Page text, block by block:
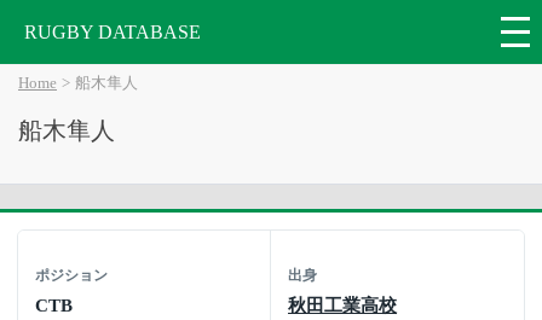
RUGBY DATABASE
Home 船木隼人
船木隼人
ポジション
CTB
出身
秋田工業高校